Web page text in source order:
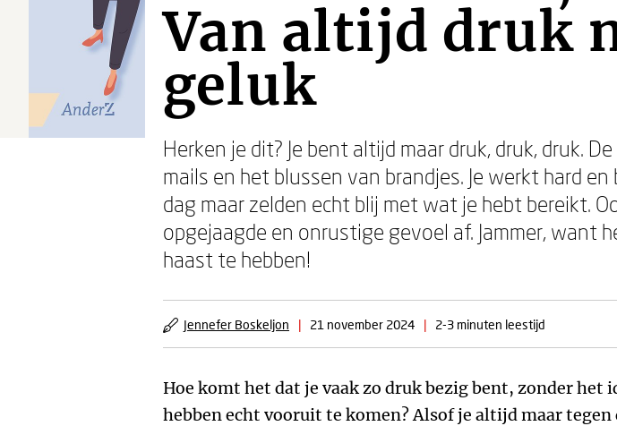
Van altijd druk
geluk
Herken je dit? Je bent altijd maar druk, druk, druk.
mails en het blussen van brandjes. Je werkt hard
dag maar zelden echt blij met wat je hebt bereikt.
opgejaagde en onrustige gevoel af. Jammer, want
haast te hebben!
Jennefer Boskeljon | 21 november 2024 | 2-3 minuten leestijd
Hoe komt het dat je vaak zo druk bezig bent, zonder het
hebben echt vooruit te komen? Alsof je altijd maar tegen